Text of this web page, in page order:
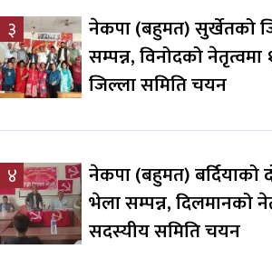
३
नेकपा (बहुमत) सुर्खेतको
सम्पन्न, विनोदको
जिल्ला समिति चयन
४
नेकपा (बहुमत) बर्दियाको
भेला सम्पन्न, दिलमानको
सदस्यीय समिति चयन